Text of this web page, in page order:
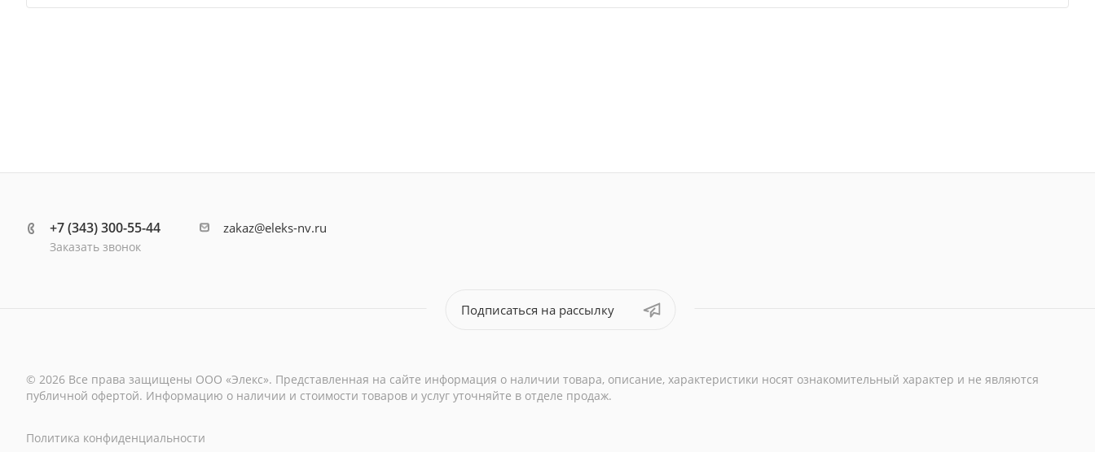
+7 (343) 300-55-44
Заказать звонок
zakaz@eleks-nv.ru
© 2026 Все права защищены ООО «Элекс». Представленная на сайте информация о наличии товара, описание, характеристики носят ознакомительный характер и не являются
публичной офертой. Информацию о наличии и стоимости товаров и услуг уточняйте в отделе продаж.
Политика конфиденциальности
Подписаться на рассылку